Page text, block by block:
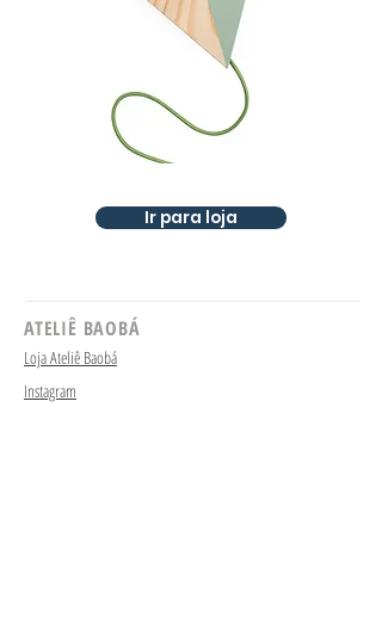
Ir para loja
ATELIÊ BAOBÁ
Loja Ateliê Baobá
Instagram